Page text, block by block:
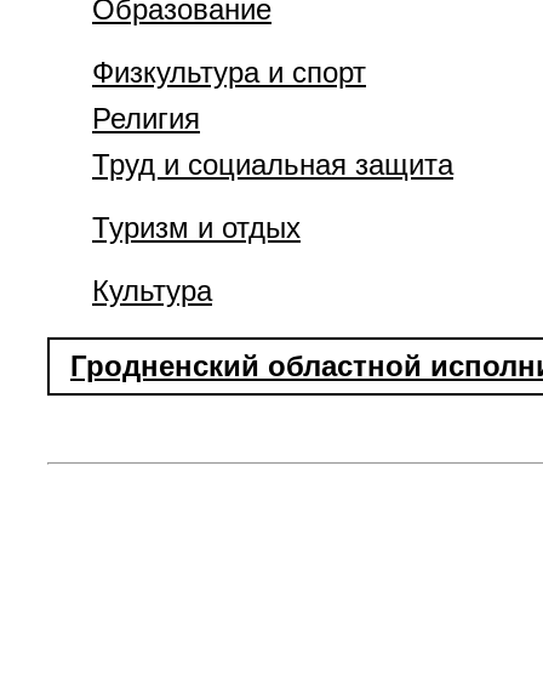
Образование
Физкультура и спорт
Религия
Труд и социальная защита
Туризм и отдых
Культура
Гродненский областной